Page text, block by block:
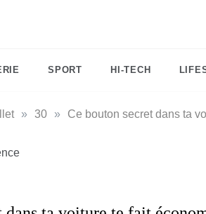
SPORT HI-TECH
» 30 » Ce bouton secret dans ta